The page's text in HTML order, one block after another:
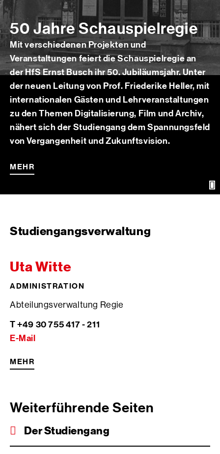
50 Jahre Schauspielregie
Mit verschiedenen Projekten und
Veranstaltungen feiert die Schauspielregie an
der HfS Ernst Busch ihr 50. Jubiläumsjahr. Unter
der neuen Leitung von Prof. Friederike Heller, mit
internationalen Gästen und Lehrveranstaltungen
zu den Themen Digitalisierung, Film und Archiv,
nähert sich der Studiengang dem Spannungsfeld
von Vergangenheit und Zukunftsvision.
MEHR
Studiengangsverwaltung
Uta Witte
ADMINISTRATION
Abteilungsverwaltung Regie
T +49 30 755 417 - 211
E-Mail
MEHR
Weiterführende Seiten
Der Studiengang